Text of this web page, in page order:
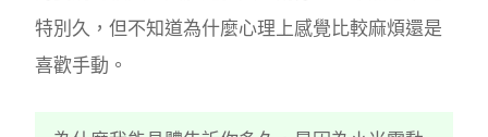
特別久，但不知道為什麼心理上感覺比較麻煩還是
喜歡手動。